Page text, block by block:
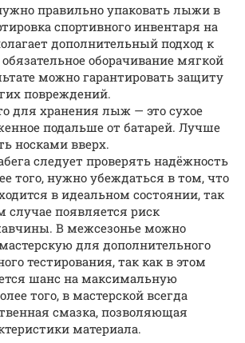
правильно упаковать лыжи в
спортивного инвентаря на
дополнительный подход к
оборачивание мягкой
можно гарантировать защиту
повреждений.
для хранения лыж — это сухое
подальше от батарей. Лучше
носками вверх.
следует проверять надёжность
того, нужно убеждаться в том, что
в идеальном состоянии, так
случае появляется риск
В межсезонье можно
для дополнительного
тестирования, так как в этом
шанс на максимальную
того, в мастерской всегда
смазка, позволяющая
материала.